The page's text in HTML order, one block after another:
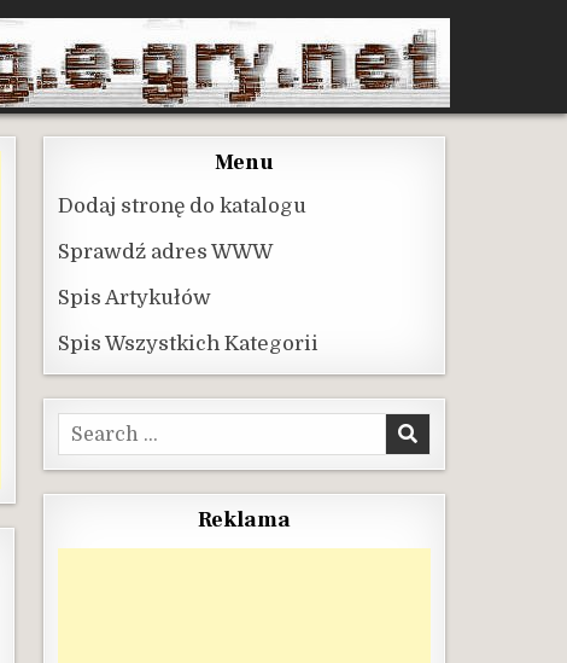
Menu
Dodaj stronę do katalogu
Sprawdź adres WWW
Spis Artykułów
Spis Wszystkich Kategorii
Search
for:
Reklama